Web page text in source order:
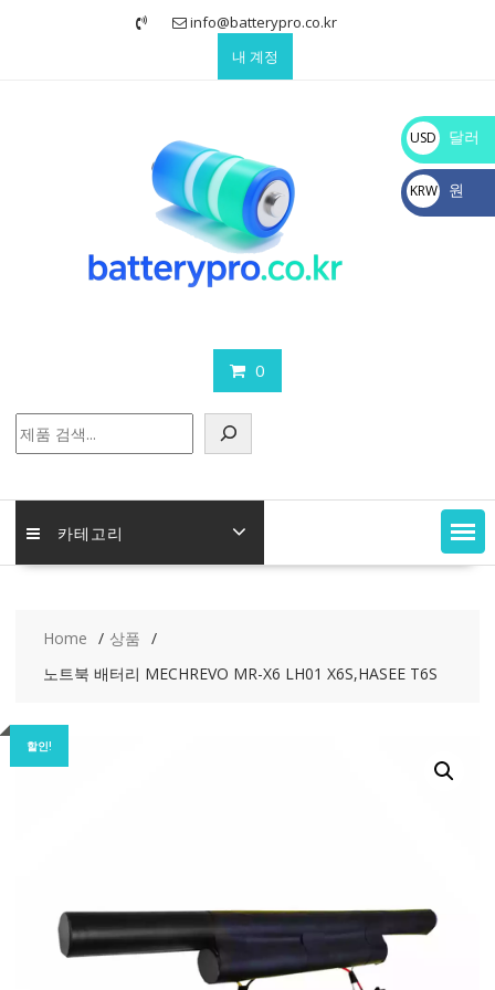
info@batterypro.co.kr
내 계정
0
색
카테고리
Home
상품
노트북 배터리 MECHREVO MR-X6 LH01 X6S,HASEE T6S
할인!
USD
$
달러
KRW
₩
원